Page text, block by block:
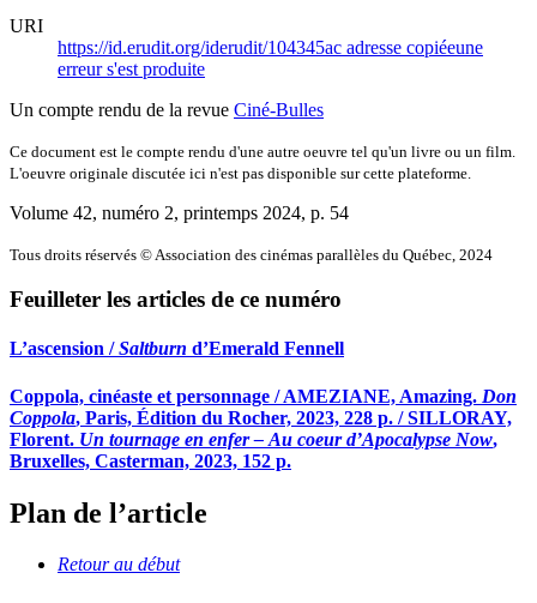
URI
https://id.erudit.org/iderudit/104345ac adresse copiéeune
erreur s'est produite
Un compte rendu de la revue Ciné-Bulles
Ce document est le compte rendu d'une autre oeuvre tel qu'un livre ou un film.
L'oeuvre originale discutée ici n'est pas disponible sur cette plateforme.
Volume 42, numéro 2, printemps 2024, p. 54
Tous droits réservés © Association des cinémas parallèles du Québec, 2024
Feuilleter les articles de ce numéro
L’ascension /Saltburn d’Emerald Fennell
Coppola, cinéaste et personnage / AMEZIANE, Amazing. Don
Coppola, Paris, Édition du Rocher, 2023, 228 p. / SILLORAY,
Florent. Un tournage en enfer – Au coeur d’Apocalypse Now,
Bruxelles, Casterman, 2023, 152 p.
Plan de l’article
Retour au début